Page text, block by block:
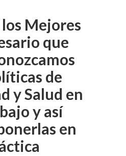
los Mejores
que
de
y Salud en
y así
en